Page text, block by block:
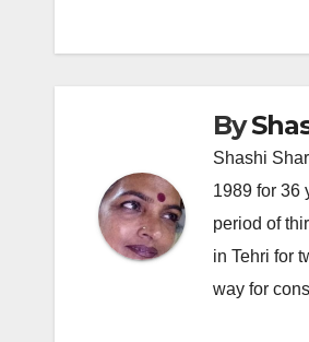
By
Shashi
1989 for 36
period of
in Tehri for
way for